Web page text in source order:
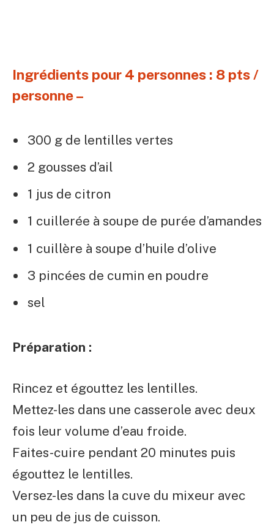
Ingrédients pour 4 personnes : 8 pts /
personne –
300 g de lentilles vertes
2 gousses d’ail
1 jus de citron
1 cuillerée à soupe de purée d’amandes
1 cuillère à soupe d’huile d’olive
3 pincées de cumin en poudre
sel
Préparation :
Rincez et égouttez les lentilles.
Mettez-les dans une casserole avec deux
fois leur volume d’eau froide.
Faites-cuire pendant 20 minutes puis
égouttez le lentilles.
Versez-les dans la cuve du mixeur avec
un peu de jus de cuisson.